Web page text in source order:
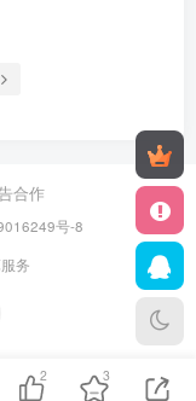
合作
号-8
务
2 3